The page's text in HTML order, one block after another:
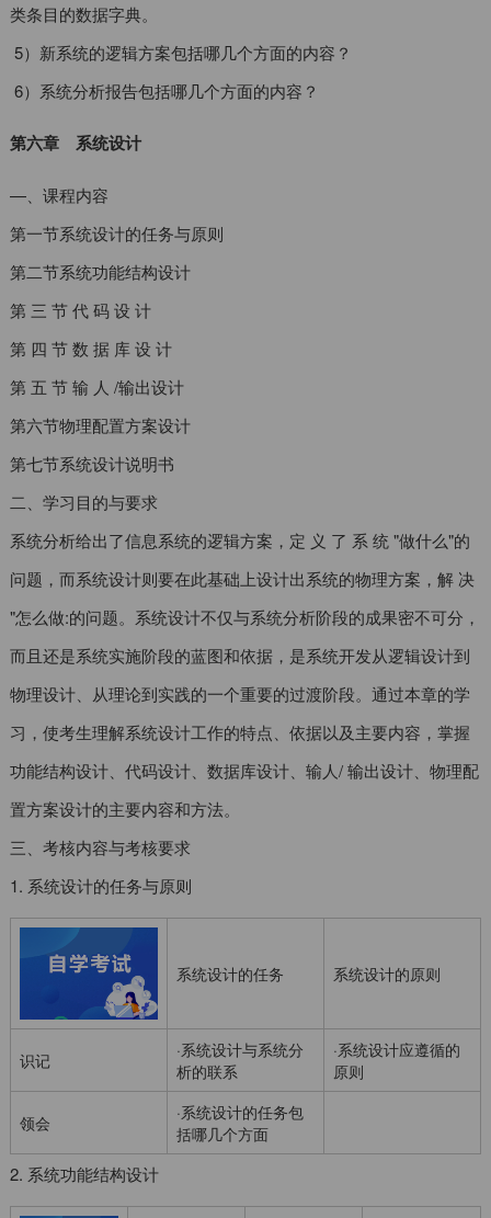
类条目的数据字典。
5）新系统的逻辑方案包括哪几个方面的内容？
6）系统分析报告包括哪几个方面的内容？
第六章 系统设计
—、课程内容
第一节系统设计的任务与原则
第二节系统功能结构设计
第 三 节 代 码 设 计
第 四 节 数 据 库 设 计
第 五 节 输 人 /输出设计
第六节物理配置方案设计
第七节系统设计说明书
二、学习目的与要求
系统分析给出了信息系统的逻辑方案，定 义 了 系 统 "做什么"的
问题，而系统设计则要在此基础上设计出系统的物理方案，解 决
"怎么做:的问题。系统设计不仅与系统分析阶段的成果密不可分，
而且还是系统实施阶段的蓝图和依据，是系统开发从逻辑设计到
物理设计、从理论到实践的一个重要的过渡阶段。通过本章的学
习，使考生理解系统设计工作的特点、依据以及主要内容，掌握
功能结构设计、代码设计、数据库设计、输人/ 输出设计、物理配
置方案设计的主要内容和方法。
三、考核内容与考核要求
1. 系统设计的任务与原则
系统设计的任务 系统设计的原则
识记
·系统设计与系统分
析的联系
·系统设计应遵循的
原则
领会
·系统设计的任务包
括哪几个方面
2. 系统功能结构设计